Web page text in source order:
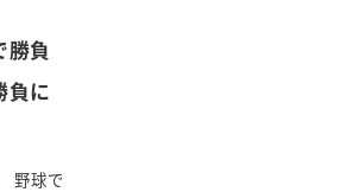
勝負
に
野球で